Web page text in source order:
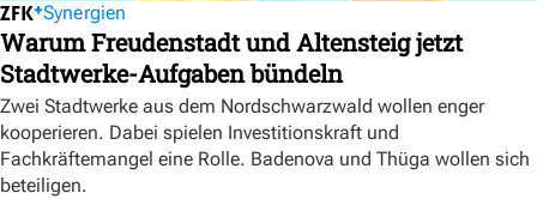
Synergien
Warum Freudenstadt und Altensteig jetzt
Stadtwerke-Aufgaben bündeln
Zwei Stadtwerke aus dem Nordschwarzwald wollen enger
kooperieren. Dabei spielen Investitionskraft und
Fachkräftemangel eine Rolle. Badenova und Thüga wollen sich
beteiligen.